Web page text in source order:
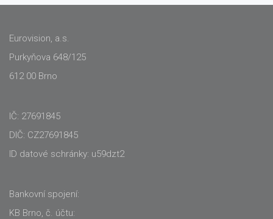
Eurovision, a.s.
Purkyňova 648/125
612 00 Brno
IČ: 27691845
DIČ: CZ27691845
ID datové schránky: u59dzt2
Bankovní spojení:
KB Brno, č. účtu: